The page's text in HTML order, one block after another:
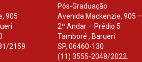
905
2159
Pós-Graduação
Avenida Mackenzie, 905 –
2º Andar – Prédio 5
Tamboré , Barueri
SP, 06460-130
(11) 3555-2048/2022.